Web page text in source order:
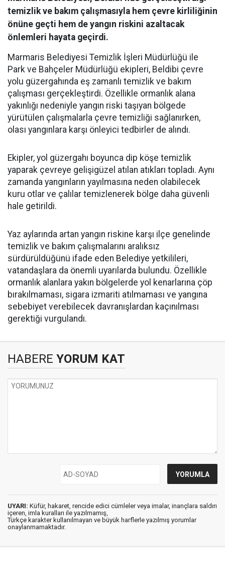
temizlik ve bakım çalışmasıyla hem çevre kirliliğinin
önüne geçti hem de yangın riskini azaltacak
önlemleri hayata geçirdi.
Marmaris Belediyesi Temizlik İşleri Müdürlüğü ile
Park ve Bahçeler Müdürlüğü ekipleri, Beldibi çevre
yolu güzergahında eş zamanlı temizlik ve bakım
çalışması gerçekleştirdi. Özellikle ormanlık alana
yakınlığı nedeniyle yangın riski taşıyan bölgede
yürütülen çalışmalarla çevre temizliği sağlanırken,
olası yangınlara karşı önleyici tedbirler de alındı.
Ekipler, yol güzergahı boyunca dip köşe temizlik
yaparak çevreye gelişigüzel atılan atıkları topladı. Aynı
zamanda yangınların yayılmasına neden olabilecek
kuru otlar ve çalılar temizlenerek bölge daha güvenli
hale getirildi.
Yaz aylarında artan yangın riskine karşı ilçe genelinde
temizlik ve bakım çalışmalarını aralıksız
sürdürüldüğünü ifade eden Belediye yetkilileri,
vatandaşlara da önemli uyarılarda bulundu. Özellikle
ormanlık alanlara yakın bölgelerde yol kenarlarına çöp
bırakılmaması, sigara izmariti atılmaması ve yangına
sebebiyet verebilecek davranışlardan kaçınılması
gerektiği vurgulandı.
HABERE YORUM KAT
UYARI: Küfür, hakaret, rencide edici cümleler veya imalar, inançlara saldırı
içeren, imla kuralları ile yazılmamış,
Türkçe karakter kullanılmayan ve büyük harflerle yazılmış yorumlar
onaylanmamaktadır.